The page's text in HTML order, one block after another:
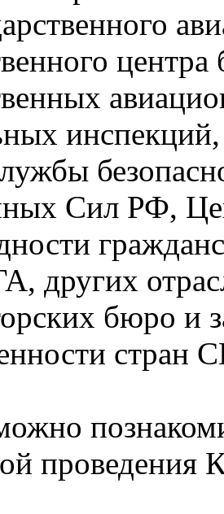
центра
Сил РФ,
других
бюро и
стран
проведения